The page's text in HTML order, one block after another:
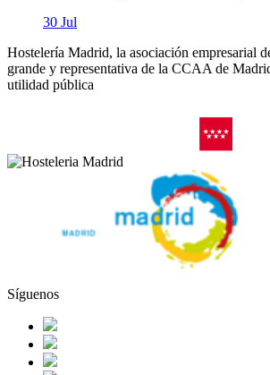
30 Jul
Hostelería Madrid, la asociación empresarial
grande y representativa de la CCAA de
utilidad pública
Síguenos